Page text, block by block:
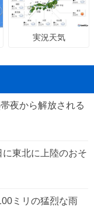
実況天気
夜から解放される
東北に上陸のおそ
ミリの猛烈な雨